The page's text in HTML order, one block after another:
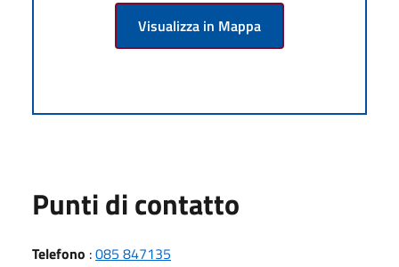
Visualizza in Mappa
Punti di contatto
Telefono :085 847135